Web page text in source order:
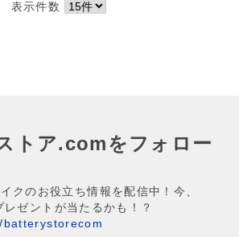
表示件数
トア.comをフォロー
クのお役立ち情報を配信中！今、
ゼントが当たるかも！？